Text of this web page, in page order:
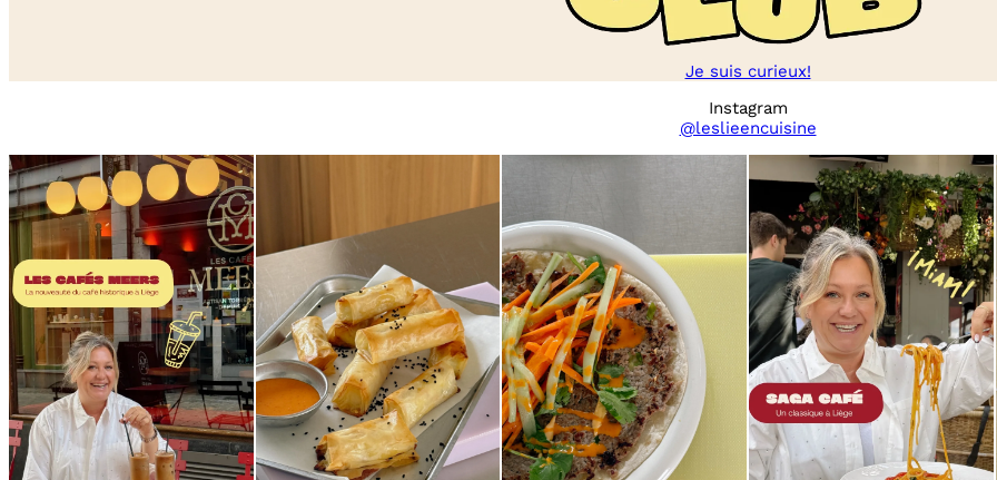
Je suis curieux!
Instagram
@leslieencuisine